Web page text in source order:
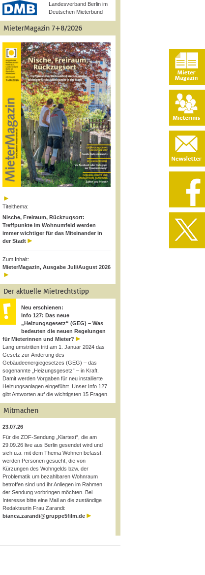
Landesverband Berlin im
Deutschen Mieterbund
MieterMagazin 7+8/2026
Titelthema:
Nische, Freiraum, Rückzugsort:
Treffpunkte im Wohnumfeld werden
immer wichtiger für das Miteinander in
der Stadt
Zum Inhalt:
MieterMagazin, Ausgabe Juli/August 2026
Der aktuelle Mietrechtstipp
Neu erschienen:
Info 127: Das neue
„Heizungsgesetz“ (GEG) – Was
bedeuten die neuen Regelungen
für Mieterinnen und Mieter?
Lang umstritten tritt am 1. Januar 2024 das
Gesetz zur Änderung des
Gebäudeenergiegesetzes (GEG) – das
sogenannte „Heizungsgesetz“ – in Kraft.
Damit werden Vorgaben für neu installierte
Heizungsanlagen eingeführt. Unser Info 127
gibt Antworten auf die wichtigsten 15 Fragen.
Mitmachen
23.07.26
Für die ZDF-Sendung „Klartext“, die am
29.09.26 live aus Berlin gesendet wird und
sich u.a. mit dem Thema Wohnen befasst,
werden Personen gesucht, die von
Kürzungen des Wohngelds bzw. der
Problematik um bezahlbaren Wohnraum
betroffen sind und ihr Anliegen im Rahmen
der Sendung vorbringen möchten. Bei
Interesse bitte eine Mail an die zuständige
Redakteurin Frau Zarandi:
bianca.zarandi@gruppe5film.de